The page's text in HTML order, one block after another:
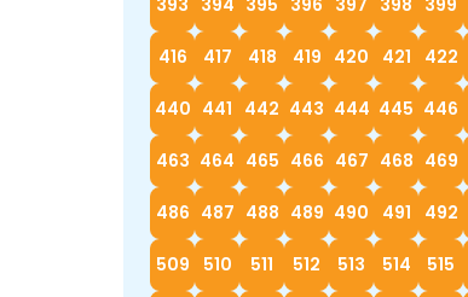
416 417 418 419 420 421 422
440 441 442 443 444 445 446
463 464 465 466 467 468 469
486 487 488 489 490 491 492
509 510 511 512 513 514 515